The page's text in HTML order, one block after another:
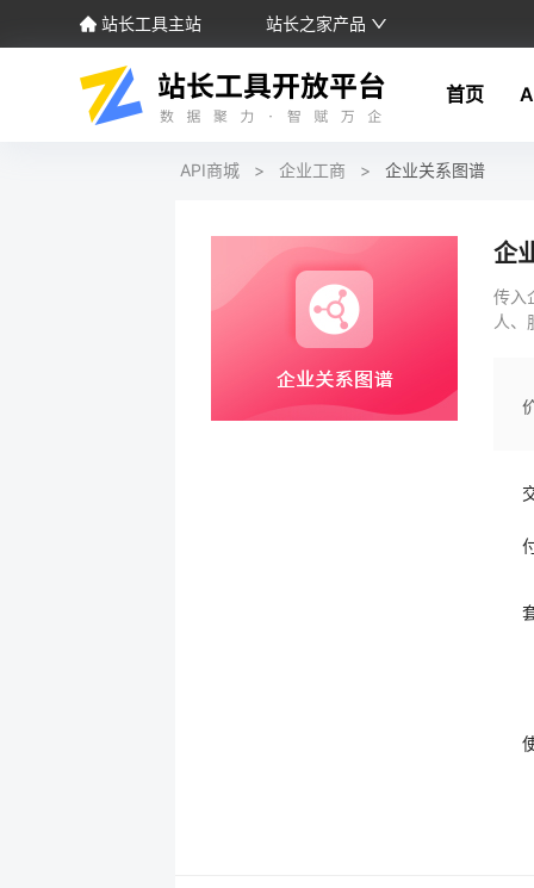
站长工具主站 站长之家产品
首页
API商城 > 企业工商 > 企业关系图谱
企
传入
人、